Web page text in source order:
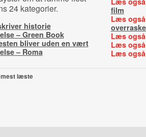
24 kategorier.
historie
– Green Book
bliver uden en vært
– Roma
film
Læs
Læs
Læs
Læs
mest læste